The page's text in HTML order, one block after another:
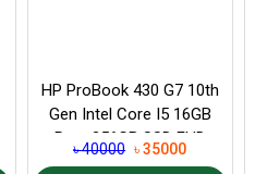
HP ProBook 430 G7 10th
Gen Intel Core I5 16GB
Ram 256GB SSD FHD
Laptop
৳ 40000 ৳ 35000